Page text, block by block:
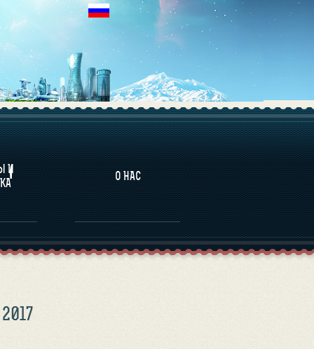
И
О НАС